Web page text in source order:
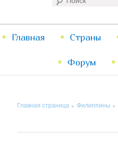
Traveliving
менюГлавная Страны
Форум
Главная страница »Филиппины »